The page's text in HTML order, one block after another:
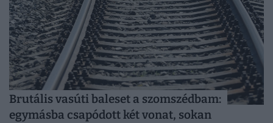
Brutális vasúti baleset a szomszédbam:
egymásba csapódott két vonat, sokan